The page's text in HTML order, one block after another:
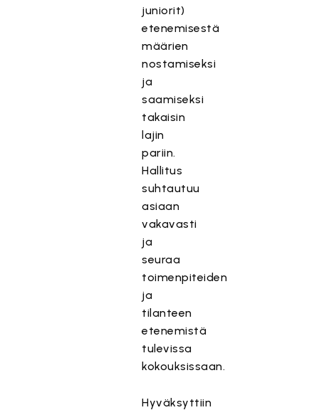
juniorit)
etenemisestä
määrien
nostamiseksi
ja
saamiseksi
takaisin
lajin
pariin.
Hallitus
suhtautuu
asiaan
vakavasti
ja
seuraa
toimenpiteiden
ja
tilanteen
etenemistä
tulevissa
kokouksissaan.
Hyväksyttiin